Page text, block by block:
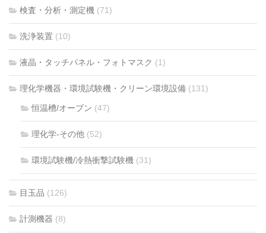
検査・分析・測定機 (71)
洗浄装置 (10)
液晶・タッチパネル・フォトマスク (1)
理化学機器・環境試験機・クリーン環境設備 (131)
恒温槽/オーブン (47)
理化学-その他 (52)
環境試験機/冷熱衝撃試験機 (31)
目玉品 (126)
計測機器 (8)